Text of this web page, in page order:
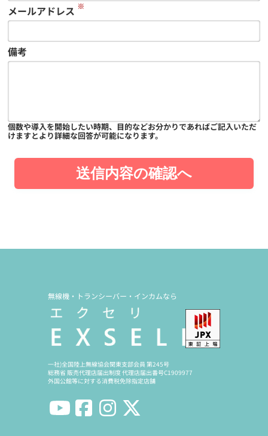
メールアドレス ※
備考
個数や導入を開始したい時期、目的などお分かりであればご記入いただ
けますとより詳細な回答が可能になります。
送信内容の確認へ
無線機・トランシーバー・インカムなら
一社)全国陸上無線協会関東支部会員 第245号
総務省 販売代理店届出制度 代理店届出番号C1909977
外国公館等に対する消費税免除指定店舗